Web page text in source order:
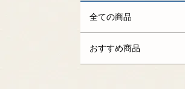
全ての商品
おすすめ商品